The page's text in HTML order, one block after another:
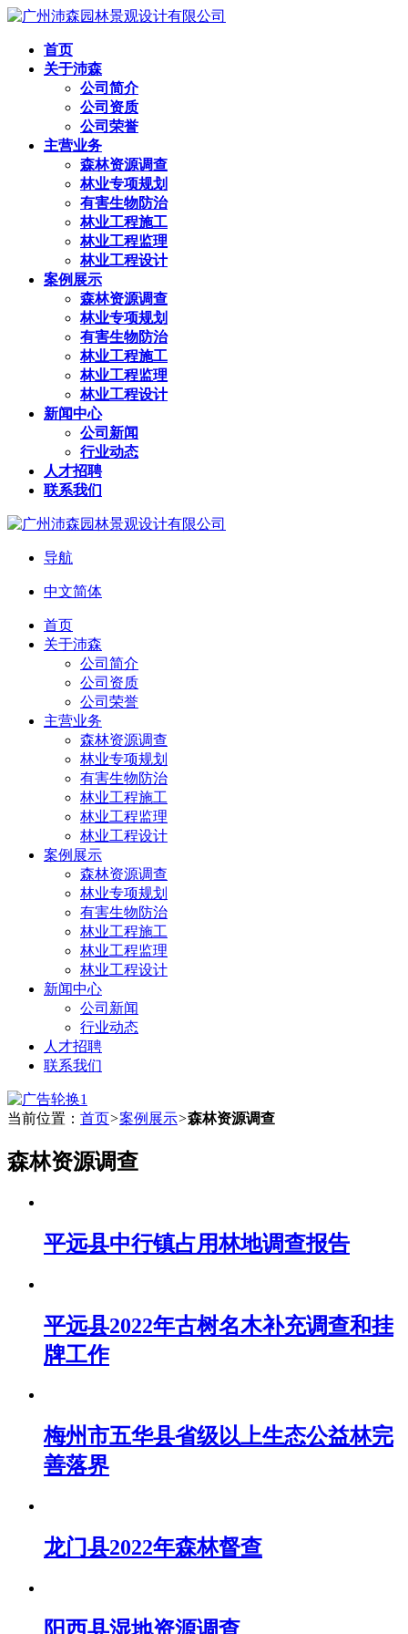
首页
关于沛森
公司简介
公司资质
公司荣誉
主营业务
森林资源调查
林业专项规划
有害生物防治
林业工程施工
林业工程监理
林业工程设计
案例展示
森林资源调查
林业专项规划
有害生物防治
林业工程施工
林业工程监理
林业工程设计
新闻中心
公司新闻
行业动态
人才招聘
联系我们
导航
中文简体
首页
关于沛森
公司简介
公司资质
公司荣誉
主营业务
森林资源调查
林业专项规划
有害生物防治
林业工程施工
林业工程监理
林业工程设计
案例展示
森林资源调查
林业专项规划
有害生物防治
林业工程施工
林业工程监理
林业工程设计
新闻中心
公司新闻
行业动态
人才招聘
联系我们
当前位置： 首页>案例展示>森林资源调查
森林资源调查
平远县中行镇占用林地调查报告
平远县2022年古树名木补充调查和挂
牌工作
梅州市五华县省级以上生态公益林完
善落界
龙门县2022年森林督查